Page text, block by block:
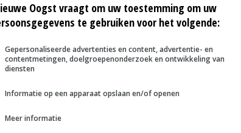
speldenkoppen op de bietenwortels. De cysten
Oogst vraagt om uw toestemming om uw
te gebruiken voor het volgende:
Gepersonaliseerde advertenties en content, advertentie- en
contentmetingen, doelgroepenonderzoek en ontwikkeling van
diensten
Informatie op een apparaat opslaan en/of openen
Meer informatie